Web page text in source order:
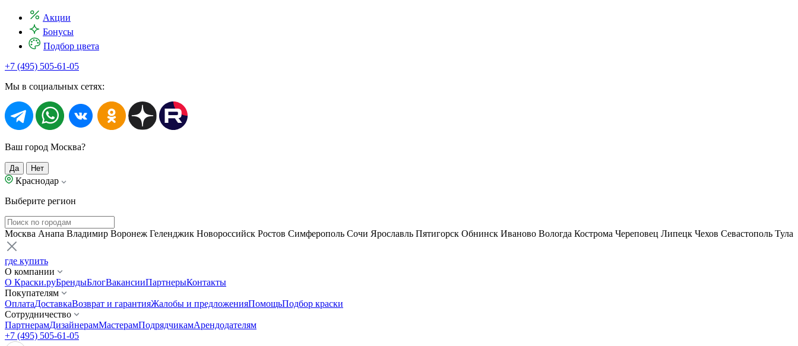
Акции
Бонусы
Подбор цвета
+7 (495) 505-61-05
Мы в социальных сетях:
Ваш город Москва?
Да Нет
Краснодар
Выберите регион
Москва Анапа Владимир Воронеж Геленджик Новороссийск Ростов Симферополь Сочи Ярославль Пятигорск Обнинск Иваново Вологда Кострома Череповец Липецк Чехов Севастополь Тула
где купить
О компании
О Краски.руБрендыБлогВакансииПартнерыКонтакты
Покупателям
ОплатаДоставкаВозврат и гарантияЖалобы и предложенияПомощьПодбор краски
Сотрудничество
ПартнерамДизайнерамМастерамПодрядчикамАрендодателям
+7 (495) 505-61-05